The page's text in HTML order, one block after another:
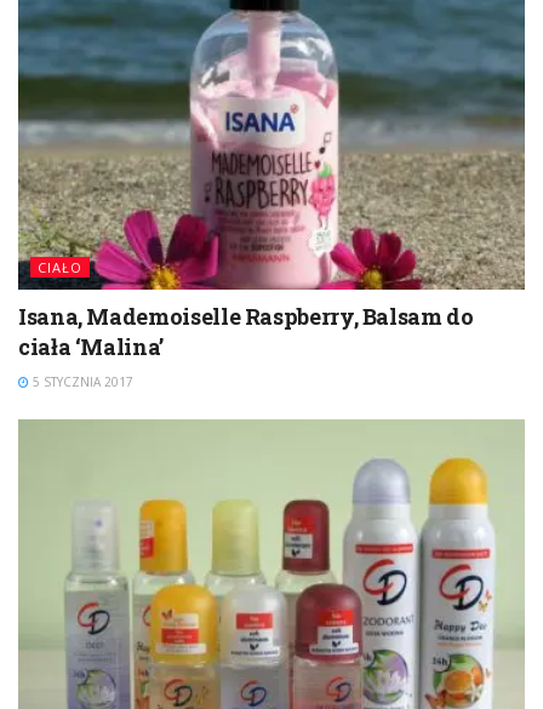
CIAŁO
Isana, Mademoiselle Raspberry, Balsam do
ciała ‘Malina’
5 STYCZNIA 2017